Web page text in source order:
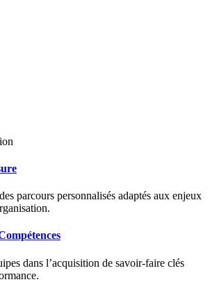
parcours personnalisés adaptés aux enjeux
dans l’acquisition de savoir-faire clés